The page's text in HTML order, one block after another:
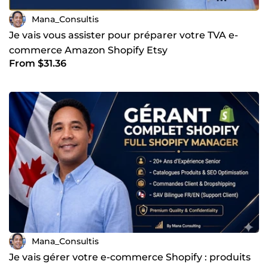
📩 Contactez-moi dès aujourd’hui par message privé pour
discuter de vos besoins et définir votre accompagnement
sur-mesure !
Mana_Consultis
Je vais vous assister pour préparer votre TVA e-
commerce Amazon Shopify Etsy
From $31.36
Mana_Consultis
Je vais gérer votre e-commerce Shopify : produits